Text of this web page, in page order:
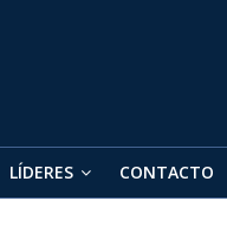
LÍDERES CONTACTO